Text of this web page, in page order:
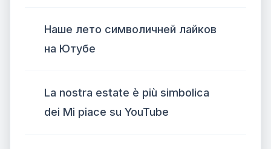
Наше лето символичней лайков
на Ютубе
La nostra estate è più simbolica
dei Mi piace su YouTube